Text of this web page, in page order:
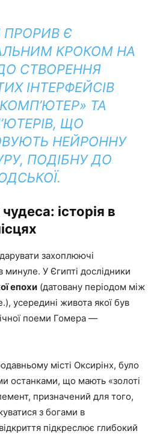
ПРОРИВ Є
КРОКОМ НА
СТВОРЕННЯ
ІНТЕРФЕЙСІВ
ТА
ЩО
НЕЙРОННУ
ПОДІБНУ ДО
історія в
захоплюючі
минуле. У Єгипті дослідники
епохи (датовану періодом між
усередині живота якої був
поеми Гомера —
місті Оксирінх, було
останками, що мають «золоті
призначений для того,
з богами в
підкреслює глибокий